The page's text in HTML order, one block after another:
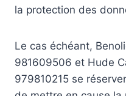
la protection des
Le cas échéant,
981609506 et Hude
979810215 se